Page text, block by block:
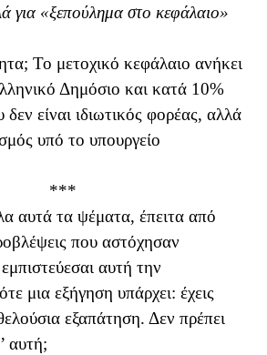
για «ξεπούλημα στο κεφάλαιο»
Το μετοχικό κεφάλαιο ανήκει
Δημόσιο και κατά 10%
είναι ιδιωτικός φορέας, αλλά
υπό το υπουργείο
***
αυτά τα ψέματα, έπειτα από
που αστόχησαν
αυτή την
μια εξήγηση υπάρχει: έχεις
εξαπάτηση. Δεν πρέπει
αυτή;